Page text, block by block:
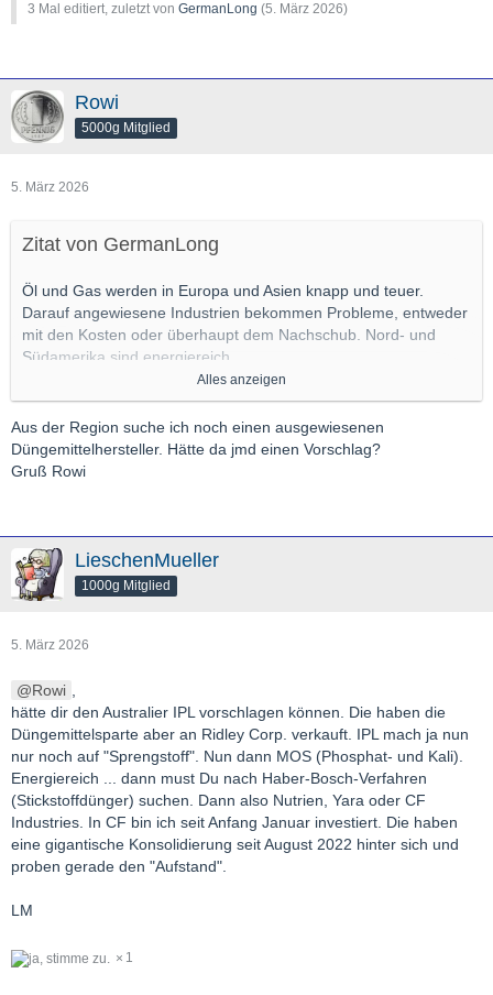
3 Mal editiert, zuletzt von GermanLong (5. März 2026)
Rowi
5000g Mitglied
5. März 2026
Zitat von GermanLong
Öl und Gas werden in Europa und Asien knapp und teuer.
Darauf angewiesene Industrien bekommen Probleme, entweder
mit den Kosten oder überhaupt dem Nachschub. Nord- und
Südamerika sind energiereich.
Davon abgesehen gibt/"gab" es am Golf Raffinerien, die
Produkte und Vorprodukte für den Weltmarkt liefern.
US- und Brazil-Chemieaktien profitieren schon. Stickstoffdünger
Gruß,
GL
Alles anzeigen
Aus der Region suche ich noch einen ausgewiesenen
Düngemittelhersteller. Hätte da jmd einen Vorschlag?
Gruß Rowi
LieschenMueller
1000g Mitglied
5. März 2026
Rowi ,
hätte dir den Australier IPL vorschlagen können. Die haben die
Düngemittelsparte aber an Ridley Corp. verkauft. IPL mach ja nun
nur noch auf "Sprengstoff". Nun dann MOS (Phosphat- und Kali).
Energiereich ... dann must Du nach Haber-Bosch-Verfahren
(Stickstoffdünger) suchen. Dann also Nutrien, Yara oder CF
Industries. In CF bin ich seit Anfang Januar investiert. Die haben
eine gigantische Konsolidierung seit August 2022 hinter sich und
proben gerade den "Aufstand".
LM
1